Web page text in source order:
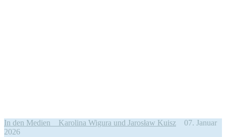
In den Medien Karolina Wigura und Jarosław Kuisz 07. Januar
2026